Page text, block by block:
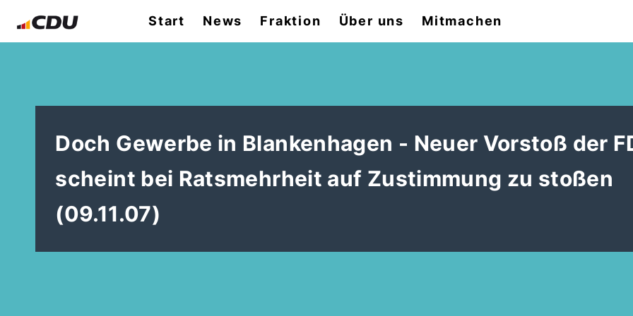
Start News Fraktion Über uns Mitmachen
Doch Gewerbe in Blankenhagen - Neuer Vorstoß der
scheint bei Ratsmehrheit auf Zustimmung zu stoßen
(09.11.07)